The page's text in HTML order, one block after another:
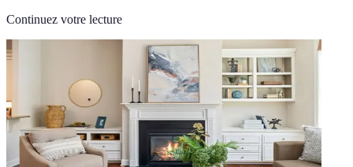
Continuez votre lecture